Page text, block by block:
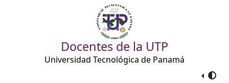
Docentes de la UTP
Universidad Tecnológica de Panamá